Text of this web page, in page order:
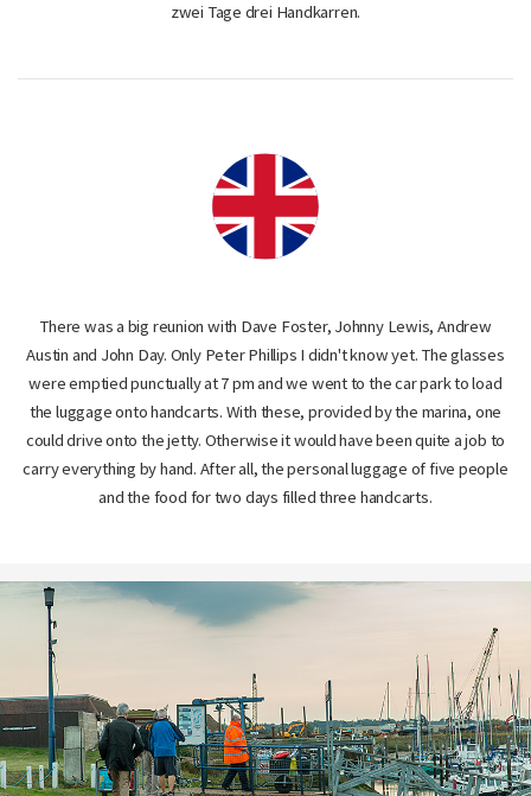
zwei Tage drei Handkarren.
There was a big reunion with Dave Foster, Johnny Lewis, Andrew
Austin and John Day. Only Peter Phillips I didn't know yet. The glasses
were emptied punctually at 7 pm and we went to the car park to load
the luggage onto handcarts. With these, provided by the marina, one
could drive onto the jetty. Otherwise it would have been quite a job to
carry everything by hand. After all, the personal luggage of five people
and the food for two days filled three handcarts.